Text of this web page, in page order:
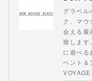
グラベル
ク、マウ
会える最
致します
に遊べる
ベント＆
VOYAGE